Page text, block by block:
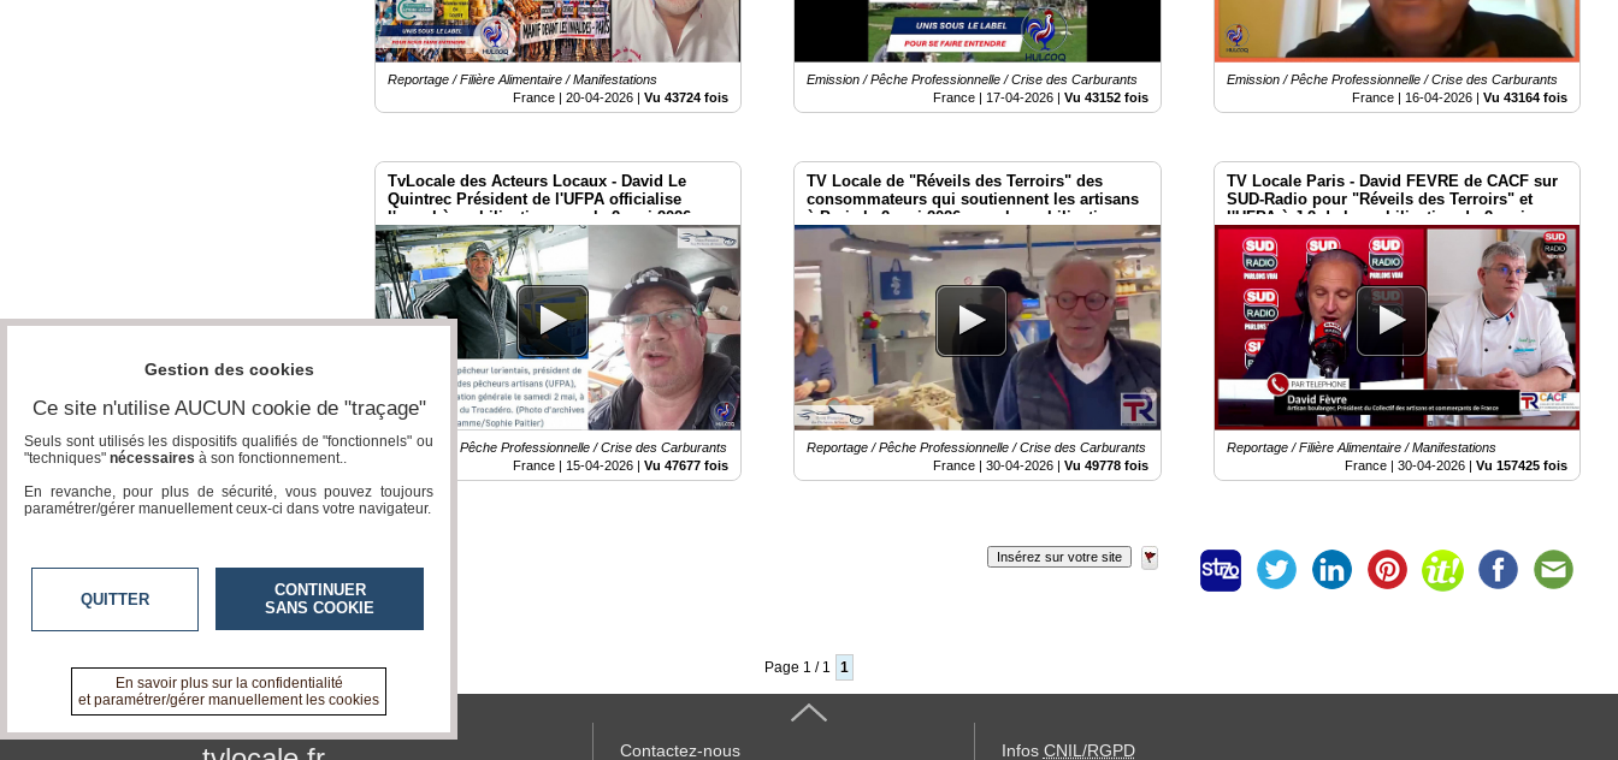
Reportage / Filière Alimentaire / Manifestations
France |20-04-2026 |Vu 43724 fois
Emission / Pêche Professionnelle / Crise des Carburants
France | 17-04-2026| Vu 43152 fois
Emission / Pêche Professionnelle / Crise des Carburants
France | 16-04-2026 |Vu 43164 fois
TvLocale des Acteurs Locaux - David Le
Quintrec Président de l'UFPA officialise
l'appel à mobilisation pour le 2 mai 2026 au
Trocadéro Paris
Reportage / Pêche Professionnelle / Crise des Carburants
France | 15-04-2026 |Vu 47677 fois
TV Locale de "Réveils des Terroirs" des
consommateurs qui soutiennent les artisans
à Paris le 2 mai 2026 pour la mobilisation
Place Vauban
Reportage / Pêche Professionnelle / Crise des Carburants
France | 30-04-2026| Vu 49778 fois
TV Locale Paris - David FEVRE de CACF sur
SUD-Radio pour "Réveils des Terroirs" et
l'UFPA à J-2 de la mobilisation du 2 mai
Place Vauban - Paris
Reportage / Filière Alimentaire / Manifestations
France |30-04-2026 |Vu 157425 fois
Insérez sur votre site
Page 1 / 1 1
Contactez-nous Infos CNIL/RGPD
Gestion des cookies
Ce site n'utilise AUCUN cookie de "traçage"
Seuls sont utilisés les dispositifs qualifiés de "fonctionnels" ou
"techniques" nécessaires à son fonctionnement..
En revanche, pour plus de sécurité, vous pouvez toujours
paramétrer/gérer manuellement ceux-ci dans votre navigateur.
QUITTER
CONTINUER
SANS COOKIE
En savoir plus sur la confidentialité
et paramétrer/gérer manuellement les cookies